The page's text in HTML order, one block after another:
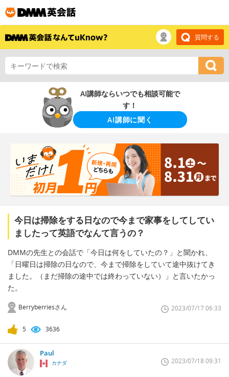
質問する
AI講師ならいつでも相談可能で
す！
AI講師に聞く
今日は掃除をする日なので今まで家事をしてしてい
ましたって英語でなんて言うの？
DMMの先生との会話で「今日は何をしていたの？」と聞かれ、
「日曜日は掃除の日なので、今まで掃除をしていて途中抜けてき
ました。（まだ掃除の途中では終わっていない）」と言いたかっ
た。
Berryberriesさん 2023/07/17 06:33
5 3636
Paul
カナダ 2023/07/18 09:31